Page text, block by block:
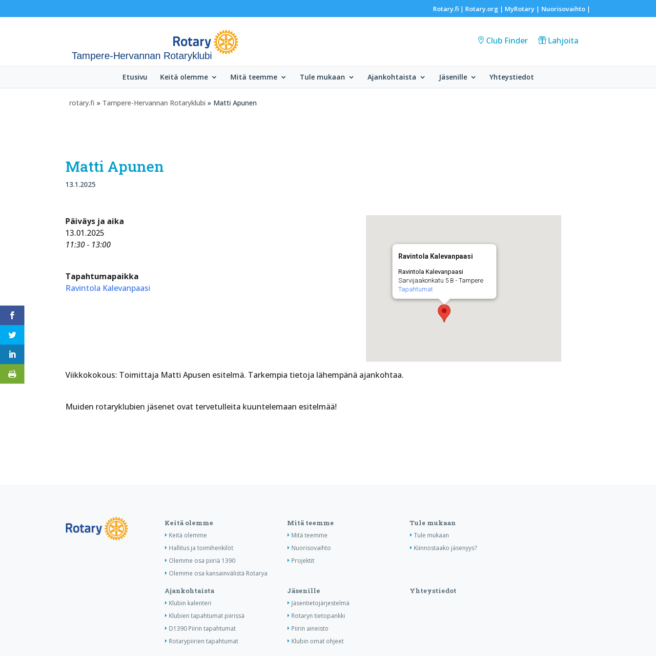
Rotary.fi| Rotary.org | MyRotary | Nuorisovaihto|
Tampere-Hervannan Rotaryklubi
Club Finder Lahjoita
Etusivu Keitä olemme Mitä teemme Tule mukaan Ajankohtaista Jäsenille Yhteystiedot
rotary.fi » Tampere-Hervannan Rotaryklubi » Matti Apunen
Matti Apunen
13.1.2025
Ravintola Kalevanpaasi
Ravintola Kalevanpaasi
Sarvijaakonkatu 5 B - Tampere
Tapahtumat
Päiväys ja aika
13.01.2025
11:30 - 13:00
Tapahtumapaikka
Ravintola Kalevanpaasi
Viikkokokous: Toimittaja Matti Apusen esitelmä. Tarkempia tietoja lähempänä ajankohtaa.
Muiden rotaryklubien jäsenet ovat tervetulleita kuuntelemaan esitelmää!
Keitä olemme
Keitä olemme
Hallitus ja toimihenkilöt
Olemme osa piiriä 1390
Olemme osa kansainvälistä Rotarya
Mitä teemme
Mitä teemme
Nuorisovaihto
Projektit
Tule mukaan
Tule mukaan
Kiinnostaako jäsenyys?
Ajankohtaista
Klubin kalenteri
Klubien tapahtumat piirissä
D1390 Piirin tapahtumat
Rotarypiirien tapahtumat
Jäsenille
Jäsentietojärjestelmä
Rotaryn tietopankki
Piirin aineisto
Klubin omat ohjeet
Yhteystiedot